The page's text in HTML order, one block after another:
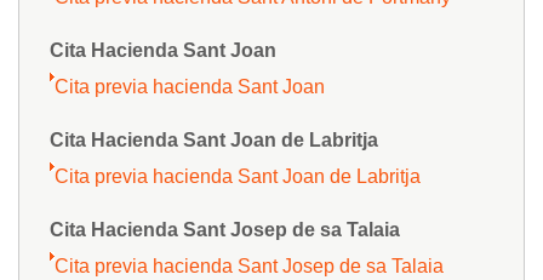
Cita Hacienda Sant Joan
Cita previa hacienda Sant Joan
Cita Hacienda Sant Joan de Labritja
Cita previa hacienda Sant Joan de Labritja
Cita Hacienda Sant Josep de sa Talaia
Cita previa hacienda Sant Josep de sa Talaia